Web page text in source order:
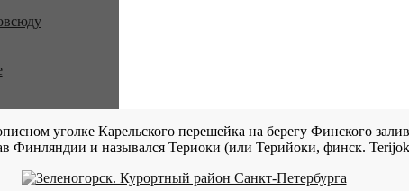
уголке Карельского перешейка на берегу Финского
Финляндии и назывался Териоки (или Терийоки, финск.